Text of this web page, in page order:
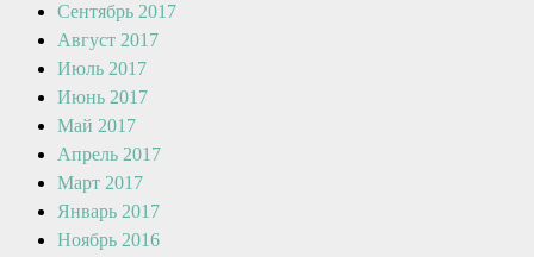
Сентябрь 2017
Август 2017
Июль 2017
Июнь 2017
Май 2017
Апрель 2017
Март 2017
Январь 2017
Ноябрь 2016